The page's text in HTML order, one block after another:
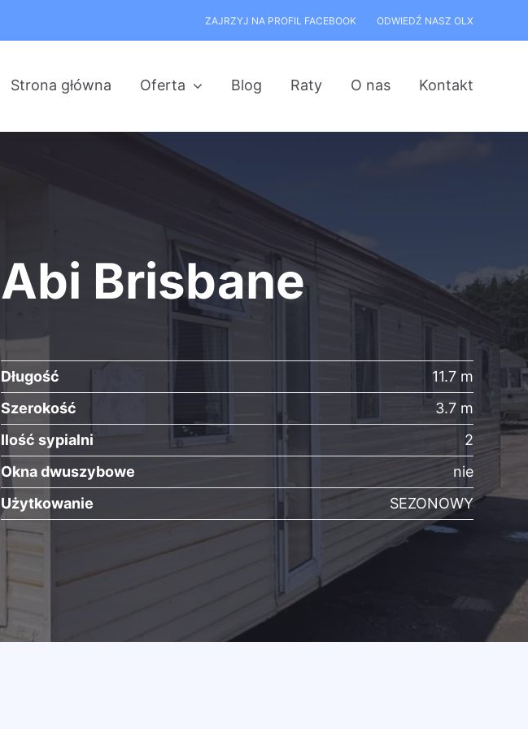
ZAJRZYJ NA PROFIL FACEBOOK ODWIEDŹ NASZ OLX
Strona główna Oferta Blog Raty O nas Kontakt
Abi Brisbane
Długość
11.7 m
Szerokość
3.7 m
Ilość sypialni
2
Okna dwuszybowe
nie
Użytkowanie
SEZONOWY